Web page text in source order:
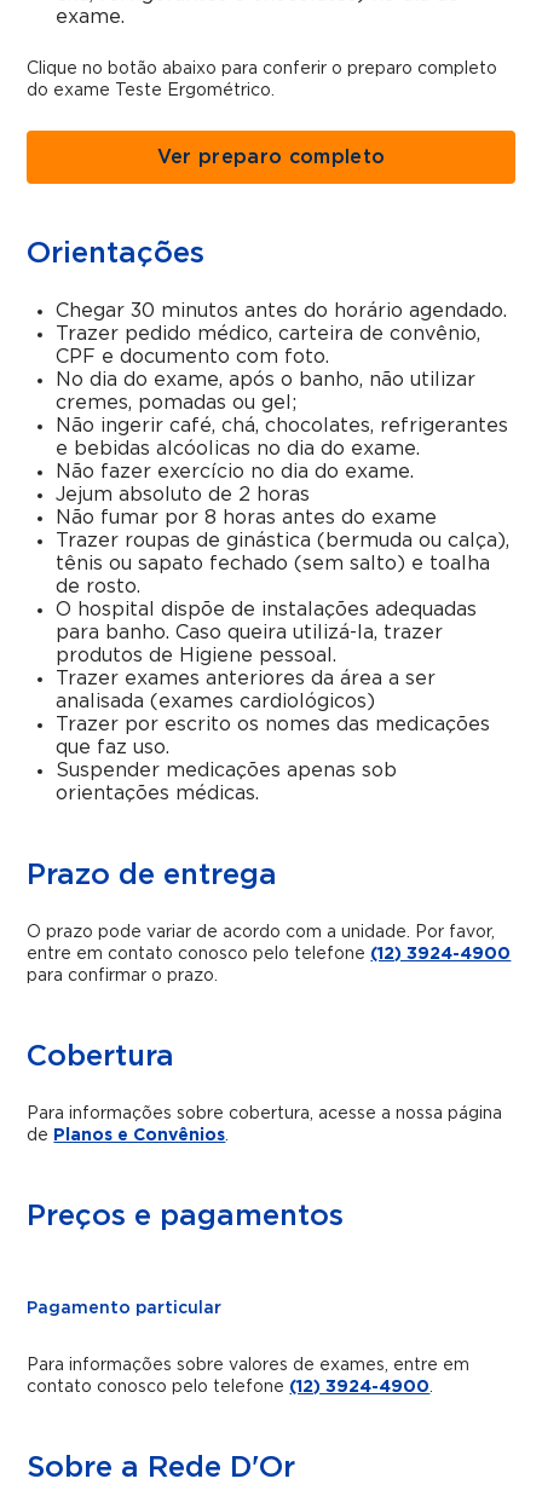
exame.
Clique no botão abaixo para conferir o preparo completo
do exame Teste Ergométrico.
Ver preparo completo
Orientações
Chegar 30 minutos antes do horário agendado.
Trazer pedido médico, carteira de convênio,
CPF e documento com foto.
No dia do exame, após o banho, não utilizar
cremes, pomadas ou gel;
Não ingerir café, chá, chocolates, refrigerantes
e bebidas alcóolicas no dia do exame.
Não fazer exercício no dia do exame.
Jejum absoluto de 2 horas
Não fumar por 8 horas antes do exame
Trazer roupas de ginástica (bermuda ou calça),
tênis ou sapato fechado (sem salto) e toalha
de rosto.
O hospital dispõe de instalações adequadas
para banho. Caso queira utilizá-la, trazer
produtos de Higiene pessoal.
Trazer exames anteriores da área a ser
analisada (exames cardiológicos)
Trazer por escrito os nomes das medicações
que faz uso.
Suspender medicações apenas sob
orientações médicas.
Prazo de entrega
O prazo pode variar de acordo com a unidade. Por favor,
entre em contato conosco pelo telefone (12) 3924-4900
para confirmar o prazo.
Cobertura
Para informações sobre cobertura, acesse a nossa página
de Planos e Convênios.
Preços e pagamentos
Pagamento particular
Para informações sobre valores de exames, entre em
contato conosco pelo telefone (12) 3924-4900.
Sobre a Rede D'Or